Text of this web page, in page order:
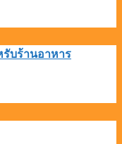
รับร้านอาหาร